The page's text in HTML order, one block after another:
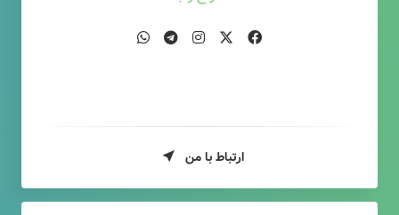
ارتباط با من